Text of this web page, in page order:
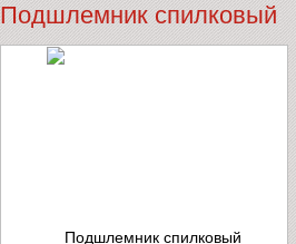
Подшлемник спилковый